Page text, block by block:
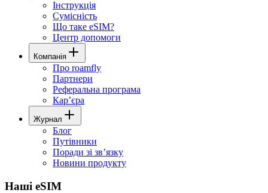
Інструкція
Сумісність
Що таке eSIM?
Центр допомоги
Компанія
Про roamfly
Партнери
Реферальна програма
Карʼєра
Журнал
Блог
Путівники
Поради зі звʼязку
Новини продукту
Наші eSIM